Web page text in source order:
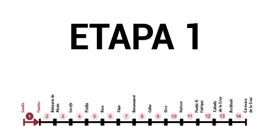
ETAPA 1